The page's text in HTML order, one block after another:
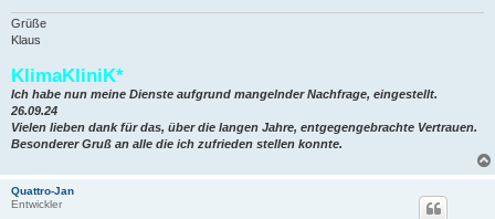
Grüße
Klaus
KlimaKliniK*
Ich habe nun meine Dienste aufgrund mangelnder Nachfrage, eingestellt.
26.09.24
Vielen lieben dank für das, über die langen Jahre, entgegengebrachte Vertrauen.
Besonderer Gruß an alle die ich zufrieden stellen konnte.
Quattro-Jan
Entwickler